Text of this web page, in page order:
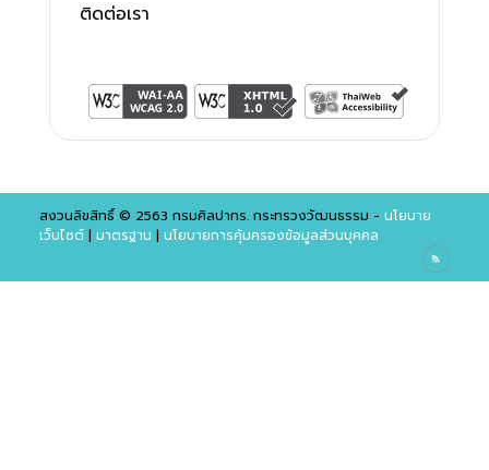
ติดต่อเรา
สงวนลิขสิทธิ์ © 2563 กรมศิลปากร. กระทรวงวัฒนธรรม - นโยบาย
เว็บไซต์| มาตรฐาน | นโยบายการคุ้มครองข้อมูลส่วนบุคคล